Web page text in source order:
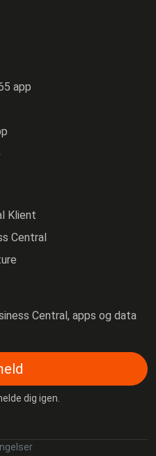
app
Klient
Central
Central, apps og data
dig igen.